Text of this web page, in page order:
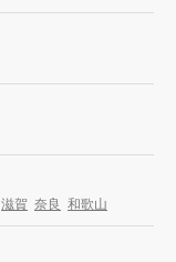
滋賀 奈良 和歌山